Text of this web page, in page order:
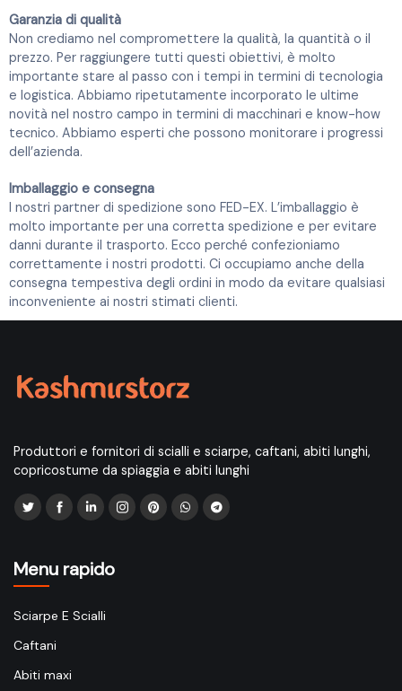
Garanzia di qualità
Non crediamo nel compromettere la qualità, la quantità o il
prezzo. Per raggiungere tutti questi obiettivi, è molto
importante stare al passo con i tempi in termini di tecnologia
e logistica. Abbiamo ripetutamente incorporato le ultime
novità nel nostro campo in termini di macchinari e know-how
tecnico. Abbiamo esperti che possono monitorare i progressi
dell’azienda.
Imballaggio e consegna
I nostri partner di spedizione sono FED-EX. L’imballaggio è
molto importante per una corretta spedizione e per evitare
danni durante il trasporto. Ecco perché confezioniamo
correttamente i nostri prodotti. Ci occupiamo anche della
consegna tempestiva degli ordini in modo da evitare qualsiasi
inconveniente ai nostri stimati clienti.
Produttori e fornitori di scialli e sciarpe, caftani, abiti lunghi,
copricostume da spiaggia e abiti lunghi
Menu rapido
Sciarpe E Scialli
Caftani
Abiti maxi